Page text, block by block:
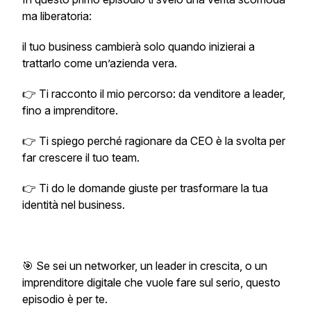
ma liberatoria:
il tuo business cambierà solo quando inizierai a
trattarlo come un’azienda vera.
👉 Ti racconto il mio percorso: da venditore a leader,
fino a imprenditore.
👉 Ti spiego perché ragionare da CEO è la svolta per
far crescere il tuo team.
👉 Ti do le domande giuste per trasformare la tua
identità nel business.
🎯 Se sei un networker, un leader in crescita, o un
imprenditore digitale che vuole fare sul serio, questo
episodio è per te.